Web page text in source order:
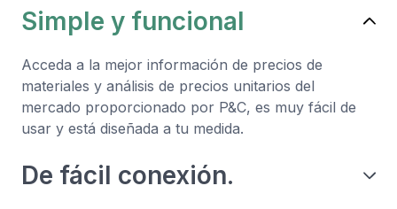
Simple y funcional
Acceda a la mejor información de precios de
materiales y análisis de precios unitarios del
mercado proporcionado por P&C, es muy fácil de
usar y está diseñada a tu medida.
De fácil conexión.